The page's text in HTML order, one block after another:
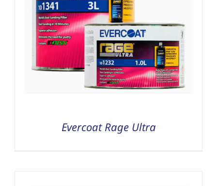
Evercoat Rage Ultra